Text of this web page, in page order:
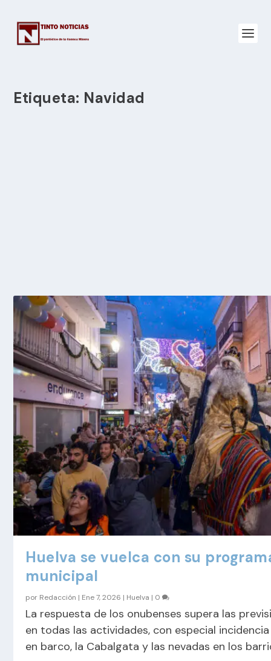
Etiqueta: Navidad
Huelva se vuelca con su
municipal
por Redacción | Ene 7, 2026 | Huelva | 0
La respuesta de los onubenses supera las
en todas las actividades, con especial
en barco, la Cabalgata y las nevadas en los